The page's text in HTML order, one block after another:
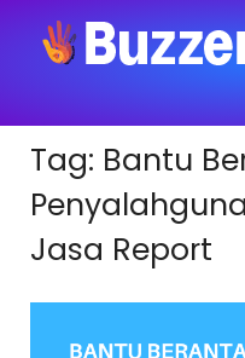
Tag: Bantu
Jasa Report